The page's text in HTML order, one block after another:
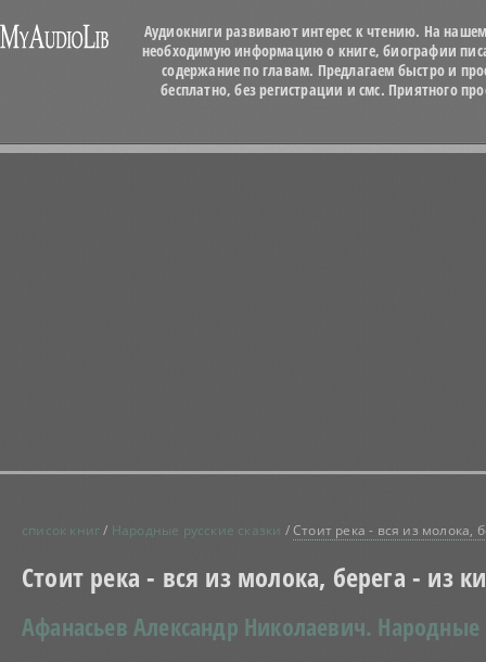
Аудиокниги развивают интерес к чтению. На
необходимую информацию о книге, биографии
содержание по главам. Предлагаем быстро и
бесплатно, без регистрации и смс. Приятного
список книг/ Народные русские сказки /Стоит река - вся из молока,
Стоит река - вся из молока, берега - из
Афанасьев Александр Николаевич. Народные